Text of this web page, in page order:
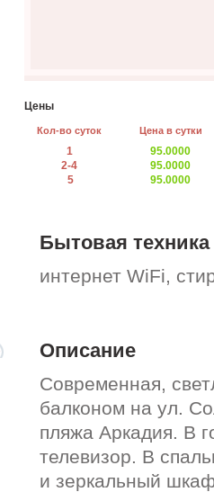
Цены
Кол-во суток Цена в сутки
1
2-4
5
95.0000
95.0000
95.0000
Бытовая техника
интернет WiFi,
Описание
Современная,
балконом на ул.
пляжа Аркадия. В
телевизор. В
и зеркальный